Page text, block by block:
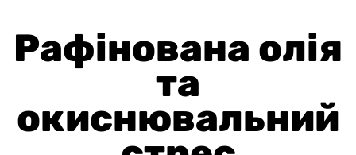
Рафінована олія
та
окиснювальний